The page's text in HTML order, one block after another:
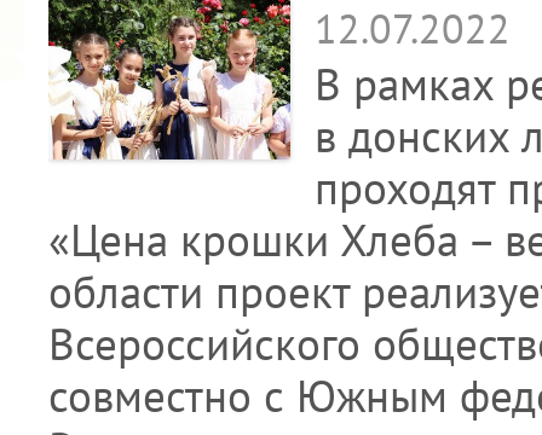
12.07.2022
В рамках
в донских
проходят
«Цена крошки Хлеба –
области проект
Всероссийского
совместно с Южным